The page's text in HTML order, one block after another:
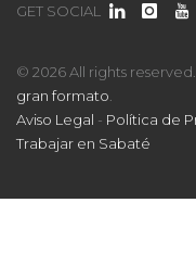
GET SOCIAL
© 2026 All rights reserved.
gran formato
Aviso Legal - Política de
Trabajar en Sabaté